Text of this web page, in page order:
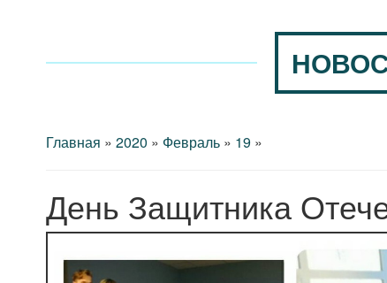
Главная » 2020 » Февраль » 19 »
День Защитника